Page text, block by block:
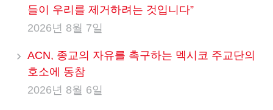
들이 우리를 제거하려는 것입니다”
2026년 8월 7일
ACN, 종교의 자유를 촉구하는 멕시코 주교단의
호소에 동참
2026년 8월 6일